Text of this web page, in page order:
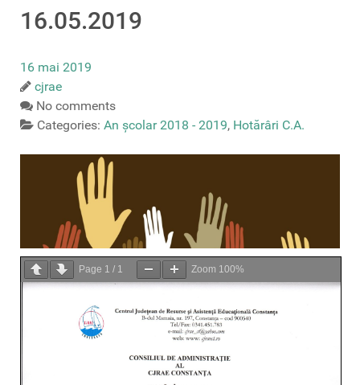
16.05.2019
16 mai 2019
cjrae
No comments
Categories: An școlar 2018 - 2019, Hotărâri C.A.
Page 1 / 1 Zoom 100%